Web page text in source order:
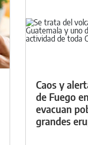
Caos y
de Fuego
evacuan
grandes